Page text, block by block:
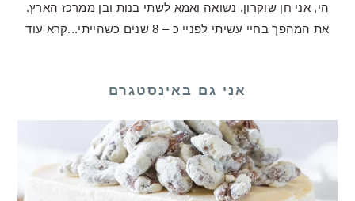
הי, אני חן שוקרון, נשואה ואמא לשתי בנות ובן ממרכז הארץ.
את המהפך בחיי עשיתי לפניי כ – 8 שנים כשהייתי...
קרא עוד
אני גם באינסטגרם